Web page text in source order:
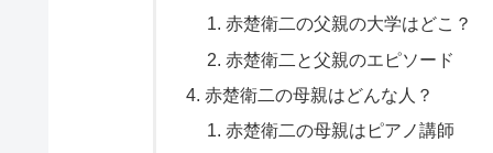
赤楚衛二の父親の大学はどこ？
赤楚衛二と父親のエピソード
赤楚衛二の母親はどんな人？
赤楚衛二の母親はピアノ講師